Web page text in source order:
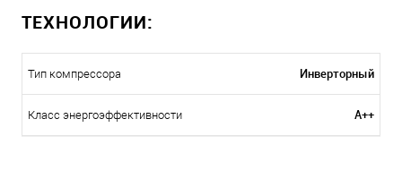
ТЕХНОЛОГИИ:
Тип компрессора Инверторный
Класс энергоэффективности A++